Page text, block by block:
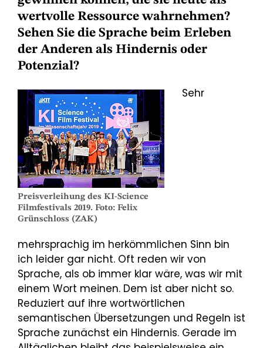
wertvolle Ressource wahrnehmen?
Sehen Sie die Sprache beim Erleben
der Anderen als Hindernis oder
Potenzial?
Preisverleihung des KI-Science
Filmfestivals 2019. Foto: Felix
Grünschloss (ZAK)
Sehr
mehrsprachig im herkömmlichen Sinn bin
ich leider gar nicht. Oft reden wir von
Sprache, als ob immer klar wäre, was wir mit
einem Wort meinen. Dem ist aber nicht so.
Reduziert auf ihre wortwörtlichen
semantischen Übersetzungen und Regeln ist
Sprache zunächst ein Hindernis. Gerade im